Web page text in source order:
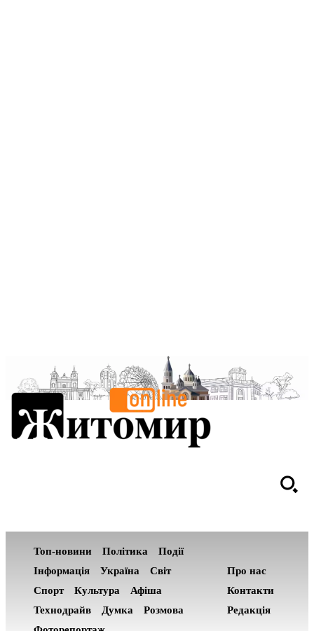
Топ-новини Політика
Події
Інформація
Україна
Світ
Спорт
Культура
Афіша
Технодрайв
Думка
Розмова
Про нас
Контакти
Редакція